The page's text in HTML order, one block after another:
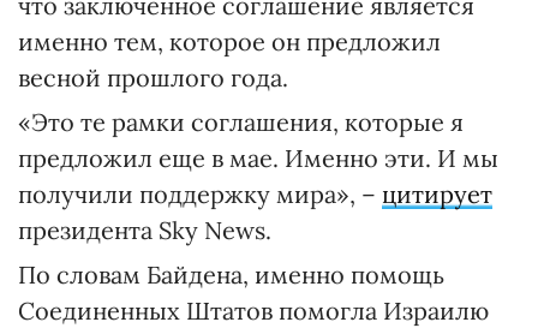
именно тем, которое он предложил
весной прошлого года.
«Это те рамки соглашения, которые я
предложил еще в мае. Именно эти. И мы
получили поддержку мира», – цитирует
президента Sky News.
По словам Байдена, именно помощь
Соединенных Штатов помогла Израилю